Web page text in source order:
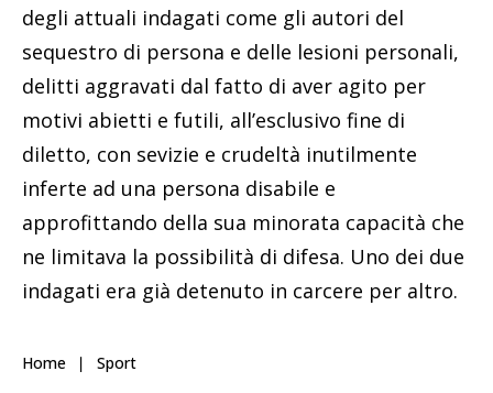
degli attuali indagati come gli autori del
sequestro di persona e delle lesioni personali,
delitti aggravati dal fatto di aver agito per
motivi abietti e futili, all’esclusivo fine di
diletto, con sevizie e crudeltà inutilmente
inferte ad una persona disabile e
approfittando della sua minorata capacità che
ne limitava la possibilità di difesa. Uno dei due
indagati era già detenuto in carcere per altro.
Home Sport